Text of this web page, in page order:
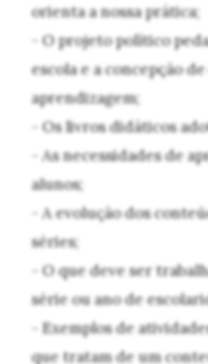
orienta a nossa prática;
- O projeto político
escola e a concepção
aprendizagem;
- Os livros didáticos
- As necessidades de
alunos;
- A evolução dos
séries;
- O que deve ser
série ou ano de
- Exemplos de
que tratam de um